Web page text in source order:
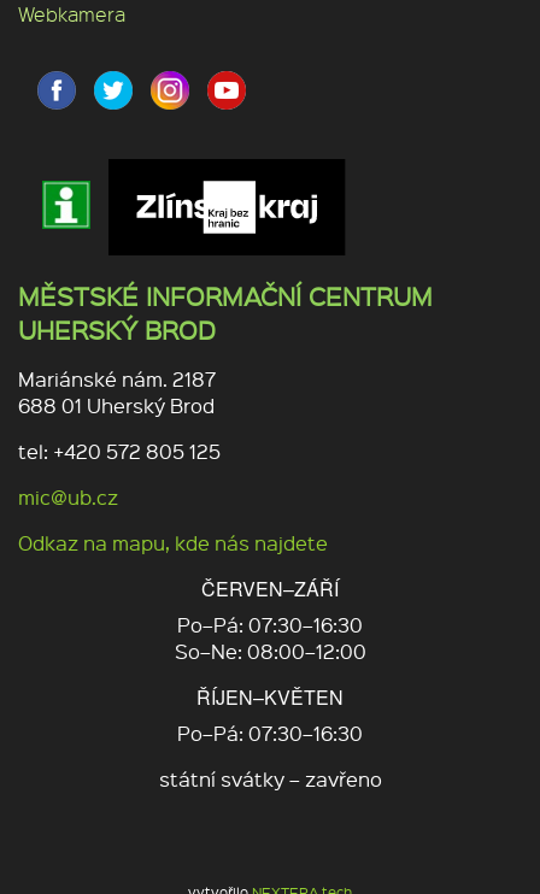
Webkamera
MĚSTSKÉ INFORMAČNÍ CENTRUM
UHERSKÝ BROD
Mariánské nám. 2187
688 01 Uherský Brod
tel: +420 572 805 125
mic@ub.cz
Odkaz na mapu, kde nás najdete
ČERVEN–ZÁŘÍ
Po–Pá: 07:30–16:30
So–Ne: 08:00–12:00
ŘÍJEN–KVĚTEN
Po–Pá: 07:30–16:30
státní svátky – zavřeno